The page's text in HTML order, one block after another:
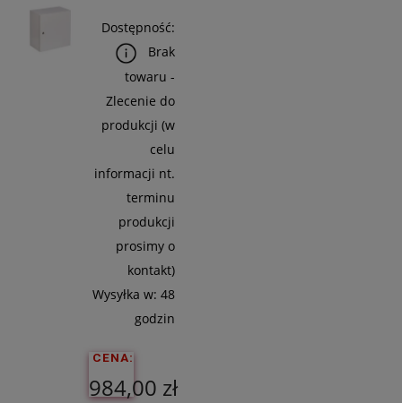
Dostępność:
Brak
towaru -
Zlecenie do
produkcji (w
celu
informacji nt.
terminu
produkcji
prosimy o
kontakt)
Wysyłka w: 48
godzin
CENA:
984,00 zł